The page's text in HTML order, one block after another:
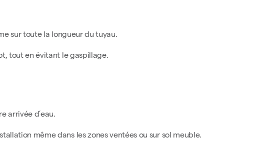
sur toute la longueur du tuyau.
tout en évitant le gaspillage.
arrivée d’eau.
même dans les zones ventées ou sur sol meuble.